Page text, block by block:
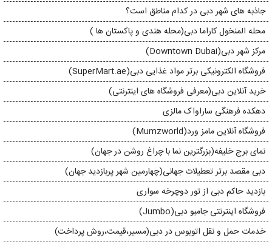
جاذبه های شهر دبی در کدام مناطق است؟
محله المنخول کاراما دبی(محله هندی و پاکستان ها )
مرکز شهر دبی(Downtown Dubai)
فروشگاه الکترونیکی برتر مواد غذایی دبی(SuperMart.ae)
خرید آنلاین دبی(معرفی فروشگاه های اینترنتی)
دهکده فرهنگی ساراواک مالزی
فروشگاه آنلاین مامز ورد(Mumzworld)
نمای برج خلیفه(بزرگترین نما با چراغ روشن در جهان)
دبی مقصد برتر تعطیلات جهانی(چهارمین شهر پربازدید جهان)
بازدید حاکم دبی از تور دوچرخه سواری
فروشگاه اینترنتی جامبو دبی(Jumbo)
خدمات حمل و نقل اتوبوس در دبی(مسیر،قیمت،روش پرداخت)